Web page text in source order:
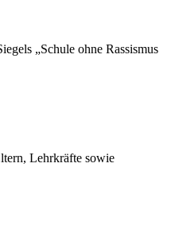
„Schule ohne Rassismus
Lehrkräfte sowie